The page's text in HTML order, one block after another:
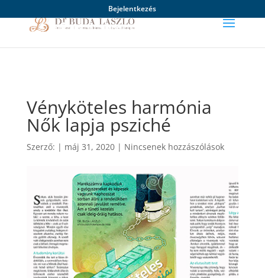
Bejelentkezés
Vényköteles harmónia
Nők lapja psziché
Szerző: | máj 31, 2020| Nincsenek hozzászólások